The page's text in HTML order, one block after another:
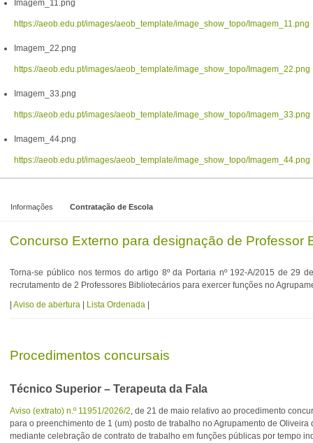
Imagem_11.png
https://aeob.edu.pt/images/aeob_template/image_show_topo/Imagem_11.png
Imagem_22.png
https://aeob.edu.pt/images/aeob_template/image_show_topo/Imagem_22.png
Imagem_33.png
https://aeob.edu.pt/images/aeob_template/image_show_topo/Imagem_33.png
Imagem_44.png
https://aeob.edu.pt/images/aeob_template/image_show_topo/Imagem_44.png
Informações Contratação de Escola
Concurso Externo para designação de Professor
Torna-se público nos termos do artigo 8º da Portaria nº 192-A/2015 de
recrutamento de 2 Professores Bibliotecários para exercer funções no
|Aviso de abertura Lista Ordenada
Procedimentos concursais
Técnico Superior – Terapeuta da Fala
Aviso (extrato) n.º 11951/2026/2, de 21 de maio relativo ao procedimento
para o preenchimento de 1 (um) posto de trabalho no Agrupamento de Oliveira
mediante celebração de contrato de trabalho em funções públicas por tempo